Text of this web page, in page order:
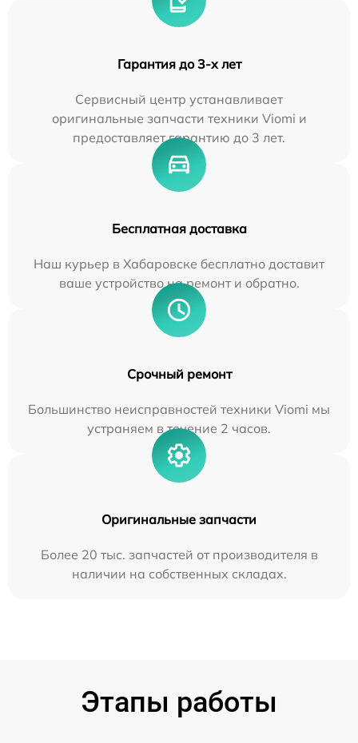
Гарантия до 3-х лет
Сервисный центр устанавливает
оригинальные запчасти техники Viomi и
предоставляет гарантию до 3 лет.
Бесплатная доставка
Наш курьер в Хабаровске бесплатно доставит
ваше устройство на ремонт и обратно.
Срочный ремонт
Большинство неисправностей техники Viomi мы
устраняем в течение 2 часов.
Оригинальные запчасти
Более 20 тыс. запчастей от производителя в
наличии на собственных складах.
Этапы работы